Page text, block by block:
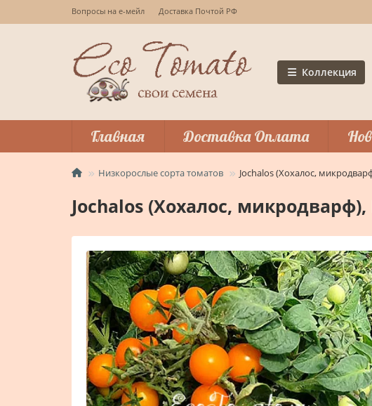
Вопросы на е-мейл Доставка Почтой РФ
Коллекция
Главная Доставка Оплата
Низкорослые сорта томатов Jochalos (Хохалос,
Jochalos (Хохалос,